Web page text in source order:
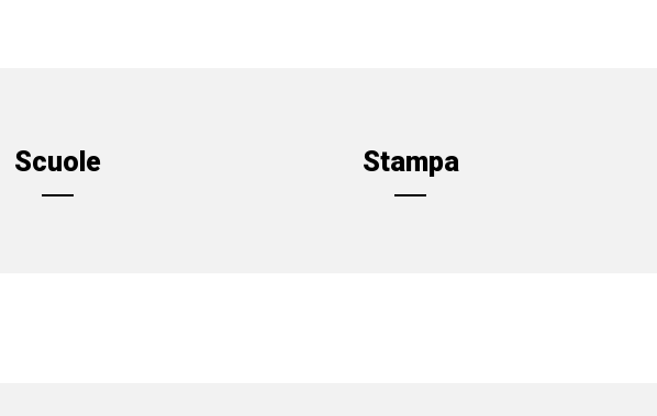
Scuole Stampa